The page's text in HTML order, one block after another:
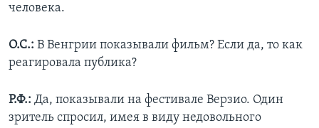
человека.
О.С.: В Венгрии показывали фильм? Если да, то как
реагировала публика?
Р.Ф.: Да, показывали на фестивале Верзио. Один
зритель спросил, имея в виду недовольного